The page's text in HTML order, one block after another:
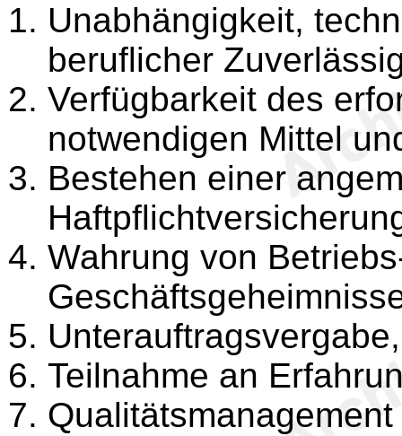
Unabhängigkeit,
beruflicher
Verfügbarkeit des
notwendigen Mittel
Bestehen einer
Wahrung von
Unterauftragsvergabe,
Teilnahme an